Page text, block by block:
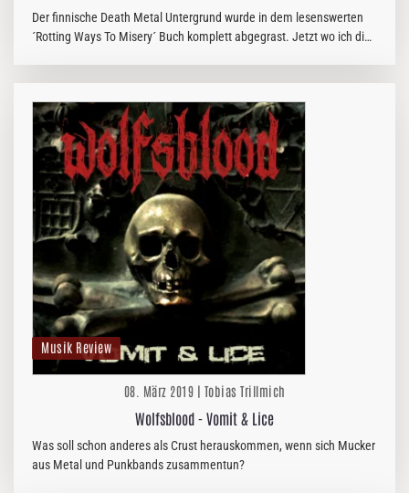
Der finnische Death Metal Untergrund wurde in dem lesenswerten
´Rotting Ways To Misery´ Buch komplett abgegrast. Jetzt wo ich die
Musik Review
08. März 2019 | Tobias Trillmich
Wolfsblood - Vomit & Lice
Was soll schon anderes als Crust herauskommen, wenn sich Mucker
aus Metal und Punkbands zusammentun?